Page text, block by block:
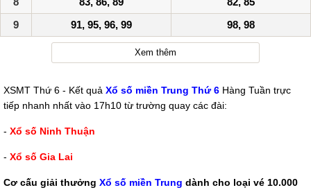
9
91, 95, 96, 99 98, 98
Xem thêm
XSMT Thứ 6 - Kết quả Xổ số miền Trung Thứ 6 Hàng Tuần trực
tiếp nhanh nhất vào 17h10 từ trường quay các đài:
- Xổ số Ninh Thuận
- Xổ số Gia Lai
Cơ cấu giải thưởng Xổ số miền Trung dành cho loại vé 10.000